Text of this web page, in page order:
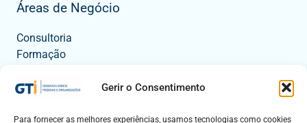
Gerir o Consentimento
Para fornecer as melhores experiências, usamos tecnologias como cookies
Áreas de Negócio
Consultoria
Formação
Eventos